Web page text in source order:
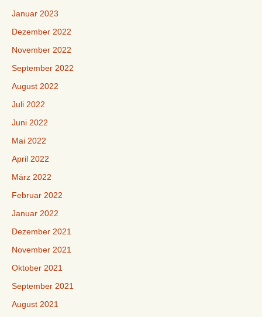
Januar 2023
Dezember 2022
November 2022
September 2022
August 2022
Juli 2022
Juni 2022
Mai 2022
April 2022
März 2022
Februar 2022
Januar 2022
Dezember 2021
November 2021
Oktober 2021
September 2021
August 2021